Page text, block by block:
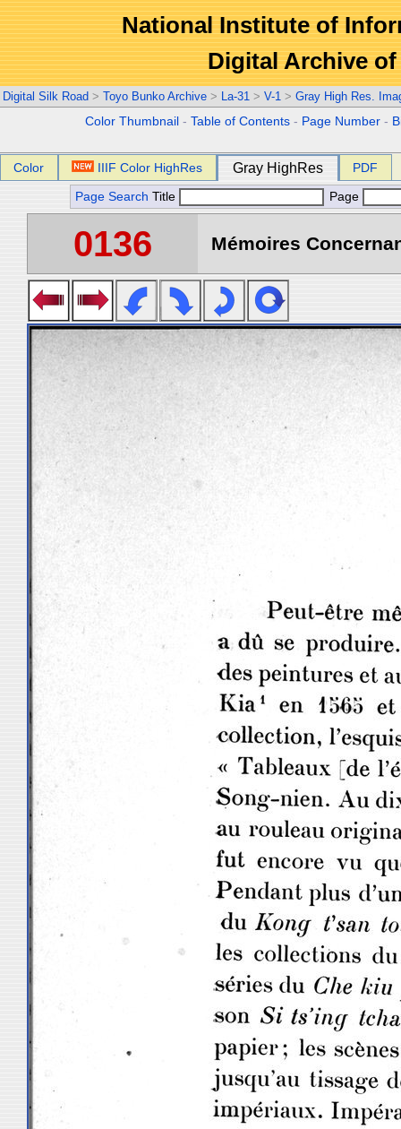
National Institute of
Digital Archive
Digital Silk Road > Toyo Bunko Archive > La-31 > V-1 > Gray High Res.
Color Thumbnail -Table of Contents - Page Number -
Color IIIF Color HighRes Gray HighRes PDF
Page Search Title Page
0136 Mémoires